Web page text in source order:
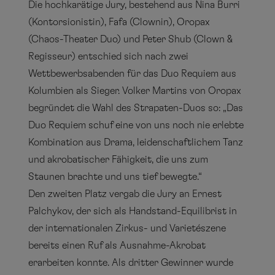
Die hochkarätige Jury, bestehend aus Nina Burri
(Kontorsionistin), Fafa (Clownin), Oropax
(Chaos-Theater Duo) und Peter Shub (Clown &
Regisseur) entschied sich nach zwei
Wettbewerbsabenden für das Duo Requiem aus
Kolumbien als Sieger. Volker Martins von Oropax
begründet die Wahl des Strapaten-Duos so: „Das
Duo Requiem schuf eine von uns noch nie erlebte
Kombination aus Drama, leidenschaftlichem Tanz
und akrobatischer Fähigkeit, die uns zum
Staunen brachte und uns tief bewegte.“
Den zweiten Platz vergab die Jury an Ernest
Palchykov, der sich als Handstand-Equilibrist in
der internationalen Zirkus- und Varietészene
bereits einen Ruf als Ausnahme-Akrobat
erarbeiten konnte. Als dritter Gewinner wurde